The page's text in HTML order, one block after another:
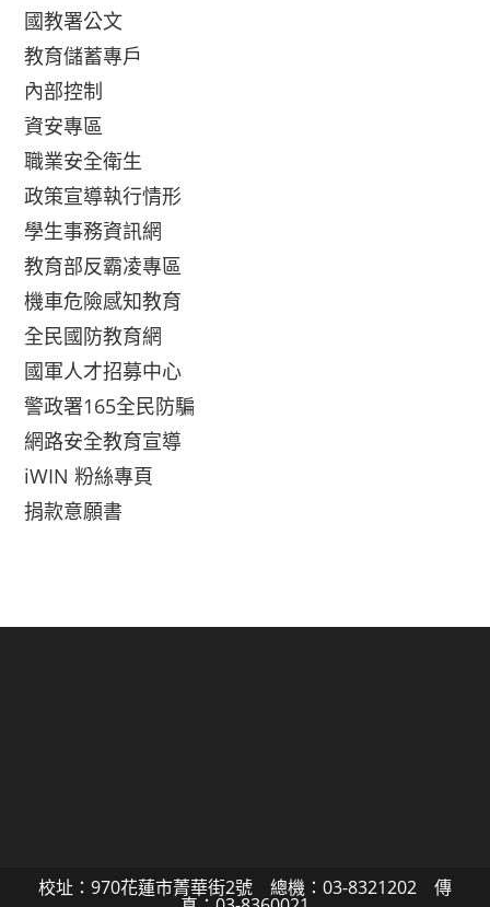
國教署公文
教育儲蓄專戶
內部控制
資安專區
職業安全衛生
政策宣導執行情形
學生事務資訊網
教育部反霸凌專區
機車危險感知教育
全民國防教育網
國軍人才招募中心
警政署165全民防騙
網路安全教育宣導
iWIN 粉絲專頁
捐款意願書
校址：970花蓮市菁華街2號 總機：03-8321202 傳